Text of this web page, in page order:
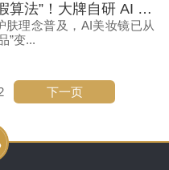
告别 “假算法”！大牌自研 AI 美妆镜究竟好在哪？
肤理念普及，AI美妆镜已从
”变...
下一页